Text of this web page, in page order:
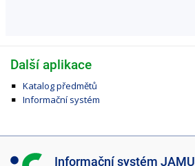
Další aplikace
Katalog předmětů
Informační systém
I Informační systém JAMU